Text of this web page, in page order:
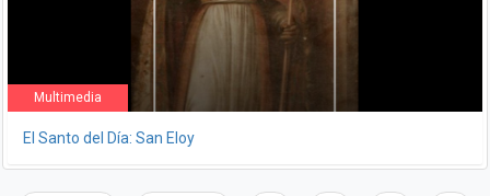
Multimedia
El Santo del Día: San Eloy